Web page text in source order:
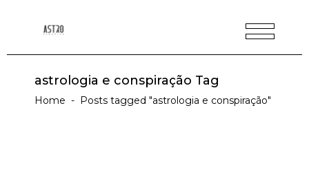
astrologia e conspiração Tag
Home - Posts tagged "astrologia e conspiração"